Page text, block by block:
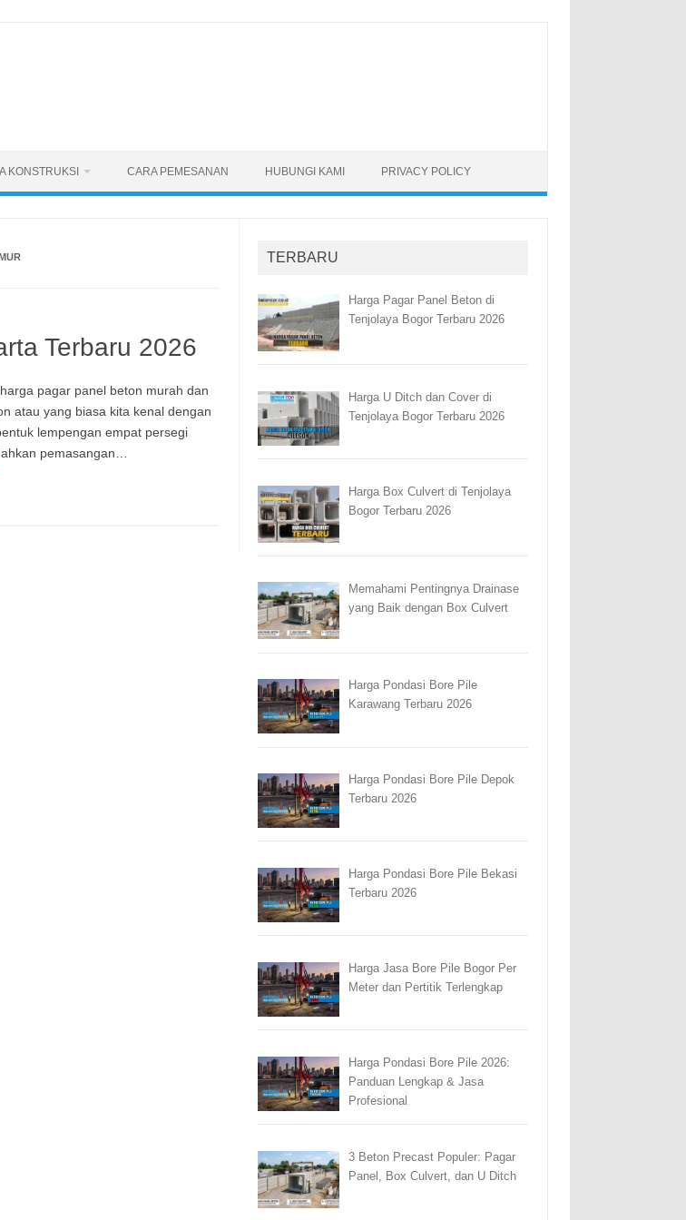
KONSTRUKSI CARA PEMESANAN HUBUNGI KAMI PRIVACY POLICY
Terbaru 2026
pagar panel beton murah dan
atau yang biasa kita kenal dengan
lempengan empat persegi
pemasangan…
TERBARU
Harga Pagar Panel Beton di
Tenjolaya Bogor Terbaru 2026
Harga U Ditch dan Cover di
Tenjolaya Bogor Terbaru 2026
Harga Box Culvert di Tenjolaya
Bogor Terbaru 2026
Memahami Pentingnya Drainase
yang Baik dengan Box Culvert
Harga Pondasi Bore Pile
Karawang Terbaru 2026
Harga Pondasi Bore Pile Depok
Terbaru 2026
Harga Pondasi Bore Pile Bekasi
Terbaru 2026
Harga Jasa Bore Pile Bogor Per
Meter dan Pertitik Terlengkap
Harga Pondasi Bore Pile 2026:
Panduan Lengkap & Jasa
Profesional
3 Beton Precast Populer: Pagar
Panel, Box Culvert, dan U Ditch